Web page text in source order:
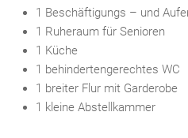
1 Beschäftigungs – und
1 Ruheraum für Senioren
1 Küche
1 behindertengerechtes WC
1 breiter Flur mit Garderobe
1 kleine Abstellkammer